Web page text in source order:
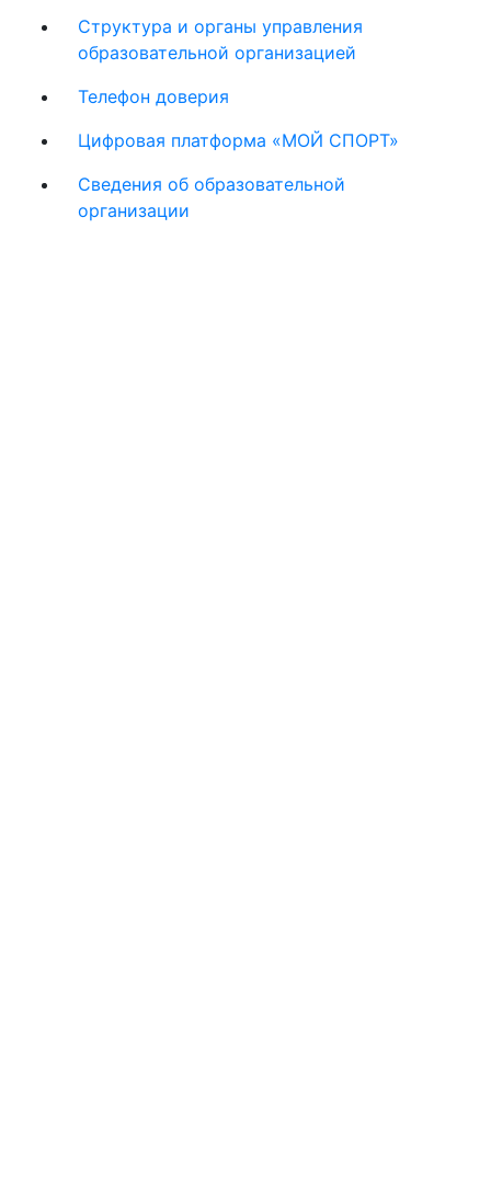
Структура и органы управления
образовательной организацией
Телефон доверия
Цифровая платформа «МОЙ СПОРТ»
Сведения об образовательной
организации